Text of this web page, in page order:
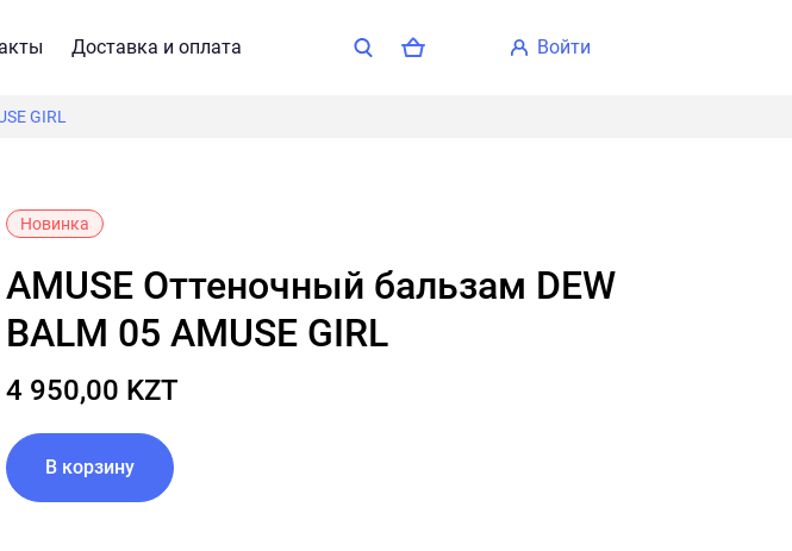
Доставка и оплата войти
GIRL
Новинка
AMUSE Оттеночный бальзам DEW
BALM 05 AMUSE GIRL
4 950,00 KZT
В корзину